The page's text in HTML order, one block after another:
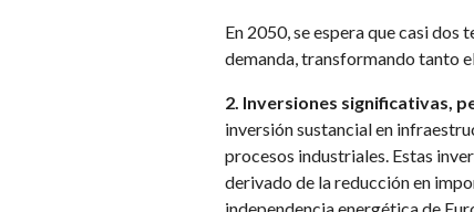
En 2050, se espera que casi
demanda, transformando tanto
2. Inversiones significativas,
inversión sustancial en
procesos industriales. Estas
derivado de la reducción en